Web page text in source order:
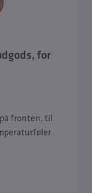
for
fronten, til